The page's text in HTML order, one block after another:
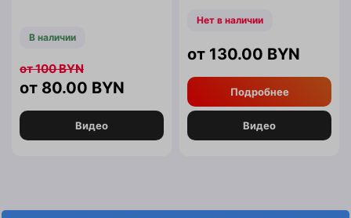
В наличии
80.00 BYN
100BYN
Видео
Нет в наличии
130.00 BYN
Подробнее
Видео